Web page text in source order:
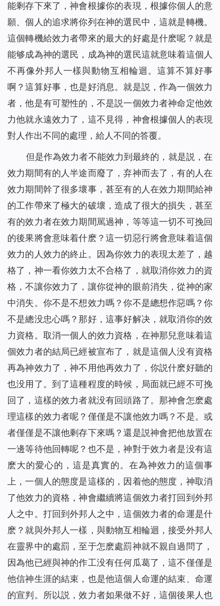
能剩存下來了，神會根據你的表現，根據你個人的意
願、個人的追求將你列在神的選民中，這就是轉機。
這個轉機給效力者帶來的最大的好處是什麽呢？就是
能够成為神的選民，成為神的選民這就意味着這個人
不再像外邦人一樣與動物互相輪迴。這算不算好事
啊？這算好事，也是好消息。就是説，作為一個效力
者，他是有可塑性的，不是説一個效力者神命定他效
力他就永遠效力了，這不見得，神會根據個人的表現
對人作出不同的處理，給人不同的答覆。
但是作為效力者不能效力到最終的，就是説，在
效力期間有的人半途而廢了，弃神而去了，有的人在
效力期間幹了很多壞事，甚至有的人在效力期間給神
的工作帶來了極大的破壞，造成了很大的損失，甚至
有的效力者在效力期間駡過神，等等這一切不可挽回
的後果將會意味着什麽？這一切惡行將會意味着這個
效力的人效力的終止。因為你效力的表現太差了，越
格了，神一看你效力太不合格了，就取消你效力的資
格，不讓你效力了，讓你從神的眼前消失，從神的家
中消失。你不是不想效力嗎？你不是總想作惡嗎？你
不是總没忠心嗎？那好，這事好解决，就取消你的效
力資格。取消一個人的效力資格，在神那兒意味着這
個效力者的結局已經被宣布了，就是這個人没有資格
再為神效力了，神不用他再效力了，你説什麽好聽的
也没用了。到了這種程度的時候，局面就已經不可挽
回了，這樣的效力者就没有回頭路了。那神會怎麽處
理這樣的效力者呢？僅僅是不讓他效力嗎？不是。或
者僅僅是不讓他剩存下來嗎？還是説神會把他放置在
一邊等待他回轉呢？也不是，神對于效力者是没有這
麽大的愛心的，這是真實的。在為神效力的這個事
上，一個人的態度是這樣的，因着他的態度，神取消
了他效力的資格，神會繼續將這個效力者打回到外邦
人之中。打回到外邦人之中，這個效力者的命運是什
麽？就與外邦人一樣，與動物互相輪迴，接受外邦人
在靈界中的處罰，至于怎麽處罰神就不親自過問了，
因為他已經與神的作工没有任何瓜葛了，這不僅僅是
他信神生涯的結束，也是他這個人命運的結束、命運
的宣判。所以説，效力者如果做不好，這個後果人也